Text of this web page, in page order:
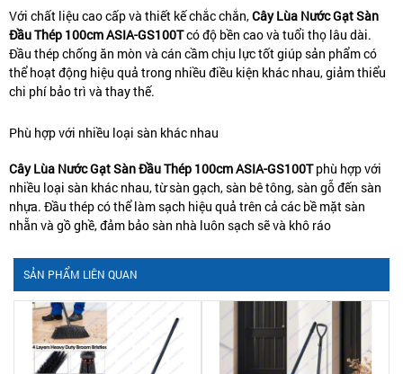
Với chất liệu cao cấp và thiết kế chắc chắn,Cây Lùa Nước Gạt Sàn
Đầu Thép 100cm ASIA-GS100Tcó độ bền cao và tuổi thọ lâu dài.
Đầu thép chống ăn mòn và cán cầm chịu lực tốt giúp sản phẩm có
thể hoạt động hiệu quả trong nhiều điều kiện khác nhau, giảm thiểu
chi phí bảo trì và thay thế.
Phù hợp với nhiều loại sàn khác nhau
Cây Lùa Nước Gạt Sàn Đầu Thép 100cm ASIA-GS100Tphù hợp với
nhiều loại sàn khác nhau, từ sàn gạch, sàn bê tông, sàn gỗ đến sàn
nhựa. Đầu thép có thể làm sạch hiệu quả trên cả các bề mặt sàn
nhẵn và gồ ghề, đảm bảo sàn nhà luôn sạch sẽ và khô ráo
SẢN PHẨM LIÊN QUAN